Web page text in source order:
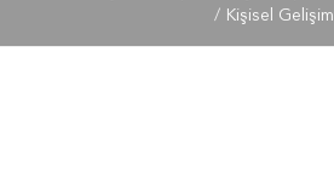
Kişisel Gelişim